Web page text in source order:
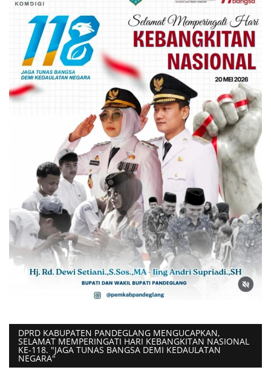
DPRD KABUPATEN PANDEGLANG MENGUCAPKAN,
SELAMAT MEMPERINGATI HARI KEBANGKITAN NASIONAL
KE-118. "JAGA TUNAS BANGSA DEMI KEDAULATAN
NEGARA"